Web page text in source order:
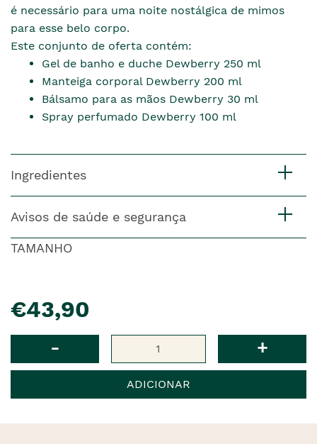
é necessário para uma noite nostálgica de mimos
para esse belo corpo.
Este conjunto de oferta contém:
Gel de banho e duche Dewberry 250 ml
Manteiga corporal Dewberry 200 ml
Bálsamo para as mãos Dewberry 30 ml
Spray perfumado Dewberry 100 ml
Ingredientes
Avisos de saúde e segurança
TAMANHO
€43,90
- +
ADICIONAR